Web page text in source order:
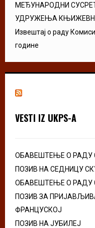
МЕЂУНАРОДНИ
УДРУЖЕЊА
Извештај о раду
године
VESTI IZ UKPS-A
ОБАВЕШТЕЊЕ О РАДУ
ПОЗИВ НА СЕДНИЦУ
ОБАВЕШТЕЊЕ О РАДУ
ПОЗИВ ЗА
ФРАНЦУСКОЈ
ПОЗИВ НА ЈУБИЛЕЈ